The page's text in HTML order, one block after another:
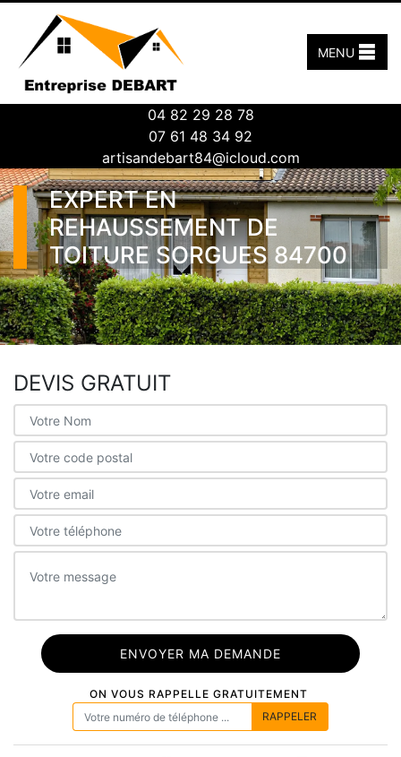
04 82 29 28 78
07 61 48 34 92
artisandebart84@icloud.com
MENU
EXPERT EN
REHAUSSEMENT DE
TOITURE SORGUES 84700
DEVIS GRATUIT
ON VOUS RAPPELLE GRATUITEMENT